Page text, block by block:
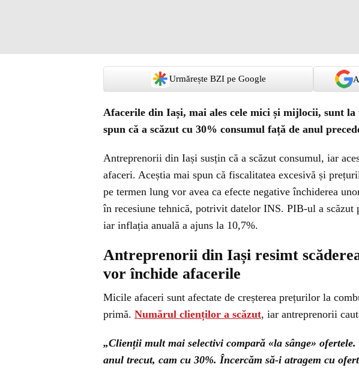
Urmărește BZI pe Google
Afacerile din Iași, mai ales cele mici și mijlocii, sunt
spun că a scăzut cu 30% consumul față de anul
Antreprenorii din Iași susțin că a scăzut consumul, iar
afaceri. Aceștia mai spun că fiscalitatea excesivă și
pe termen lung vor avea ca efecte negative închiderea
în recesiune tehnică, potrivit datelor INS. PIB-ul a scăzut
iar inflația anuală a ajuns la 10,7%.
Antreprenorii din Iași resimt
vor închide afacerile
Micile afaceri sunt afectate de creșterea prețurilor la
primă. Numărul clienților a scăzut, iar antreprenorii
„Clienții mult mai selectivi compară «la sânge»
anul trecut, cam cu 30%. Încercăm să-i atragem cu